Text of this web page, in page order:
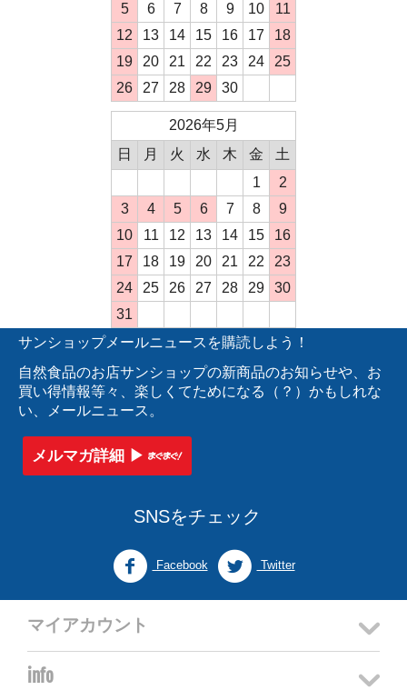
5
6 7 8 9 10
11
12
13 14 15 16 17
18
19
20 21 22 23 24
25
26
27 28 29 30
2026年5月
日
月 火 水 木 金
土
1
2
3
4 5 6 7 8
9
10
11 12 13 14 15
16
17
18 19 20 21 22
23
24
25 26 27 28 29
30
31
サンショップメールニュースを購読しよう！
自然食品のお店サンショップの新商品のお知らせや、お
買い得情報等々、楽しくてためになる（？）かもしれな
い、メールニュース。
メルマガ詳細 ▶︎
SNSをチェック
Facebook Twitter
マイアカウント
info